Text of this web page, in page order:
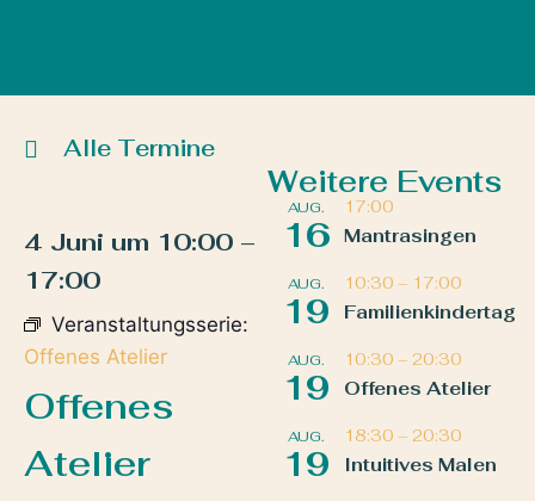
Alle Termine
4 Juni um 10:00 –
17:00
Veranstaltungsserie:
Offenes Atelier
Offenes
Atelier
Weitere Events
AUG.
16
17:00
Mantrasingen
AUG.
19
10:30 – 17:00
Familienkindertag
AUG.
19
10:30 – 20:30
Offenes Atelier
AUG.
19
18:30 – 20:30
Intuitives Malen